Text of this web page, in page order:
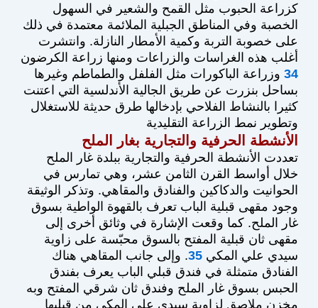
كزراعة الحبوب مثل القمح والشعير في السهول
الخصبة وفي المناطق الجبلية الملائمة معتمدة في ذلك
على خصوبة التربة وكمية الأمطار النازلة. وانتشرت
أغلب هذه الغراسات والزراعات ومنها زراعة الكرضون
34وزراعة الباكورات مثل الفلفل والطماطم وغيرها
بساحل بنزرت عن طريق الجالية الأندلسية التي اعتنت
كثيرا بالنشاط الفلاحي بإدخالها طرق حديثة للاستغلال
وتطوير نمط الزراعة التقليدية
الأنشطة الحرفية والتجارية بغار الملح
تعددت الأنشطة الحرفية والتجارية ببلدة غار الملح
خلال أواسط القرن الثامن عشر، وهي تمارس في
الحوانيت والدكاكين والفنادق والمقاهي. وتذكر الوثيقة
وجود مقهى قبلية الباب تعرف بالقهوة الواطية بسوق
غار الملح. كما وقعت الإشارة في وثائق أخرى إلى
مقهى ثان قبلية المفتح بالسوق محبّسة على زاوية
سيدي علي المكي 35. وإلى جانب المقاهي هناك
الفنادق متمثلة في فندق قبلي الباب يعرف بفندق
الحبس بسوق غار الملح وفندق ثان شرقي المفتح وبه
مخزن ملاصق لزاوية سيدي علي المكي من قبليها